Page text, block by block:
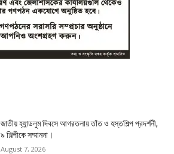
জাতীয় হ্যান্ডলুম দিবসে আগরতলায় তাঁত ও হস্তশিল্প প্রদর্শনী,
৯ শিল্পীকে সম্মাননা।
August 7, 2026